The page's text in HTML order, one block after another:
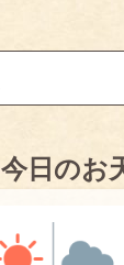
今日のお